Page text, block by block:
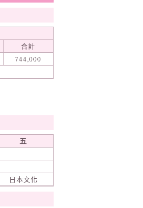
合計
744,000
五
日本文化